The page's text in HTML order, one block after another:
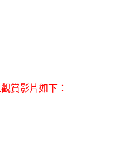
賞影片如下：